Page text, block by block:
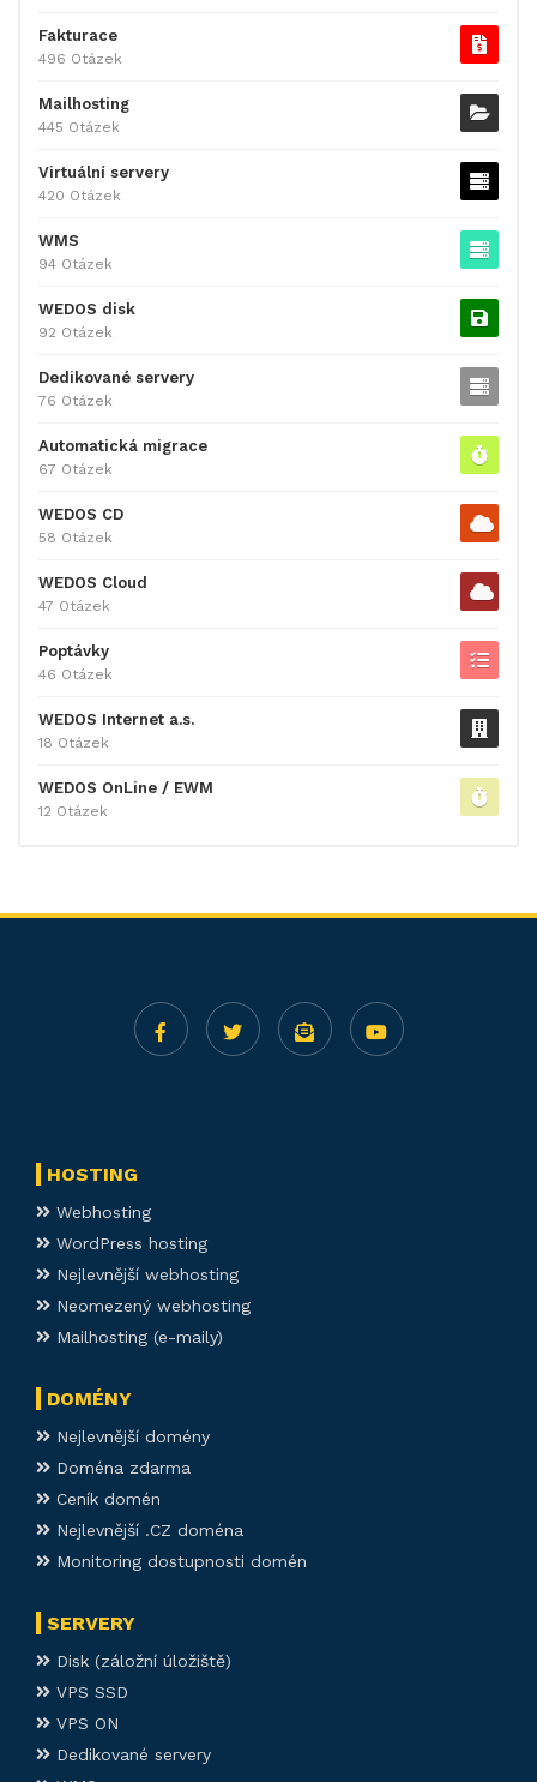
Fakturace
496 Otázek
Mailhosting
445 Otázek
Virtuální servery
420 Otázek
WMS
94 Otázek
WEDOS disk
92 Otázek
Dedikované servery
76 Otázek
Automatická migrace
67 Otázek
WEDOS CD
58 Otázek
WEDOS Cloud
47 Otázek
Poptávky
46 Otázek
WEDOS Internet a.s.
18 Otázek
WEDOS OnLine / EWM
12 Otázek
HOSTING
Webhosting
WordPress hosting
Nejlevnější webhosting
Neomezený webhosting
Mailhosting (e-maily)
DOMÉNY
Nejlevnější domény
Doména zdarma
Ceník domén
Nejlevnější .CZ doména
Monitoring dostupnosti domén
SERVERY
Disk (záložní úložiště)
VPS SSD
VPS ON
Dedikované servery